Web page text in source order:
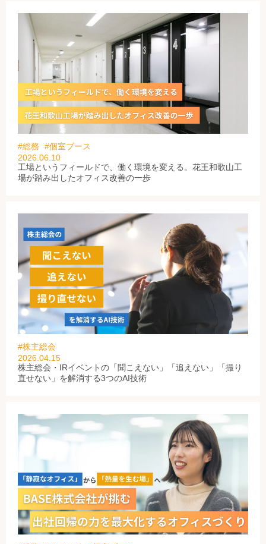
#総務
#個室ブース
2026.06.10
工場というフィールドで、働く環境を変える。花王和歌山工
場が踏み出したオフィス改善の一歩
#株主総会
2026.04.15
株主総会・IRイベントの「聞こえない」「追えない」「撮り
直せない」を解消する3つのAI技術